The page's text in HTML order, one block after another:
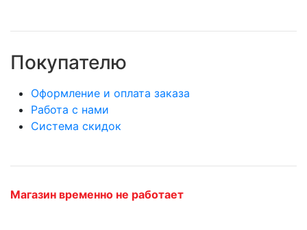
Покупателю
Оформление и оплата заказа
Работа с нами
Система скидок
Магазин временно не работает